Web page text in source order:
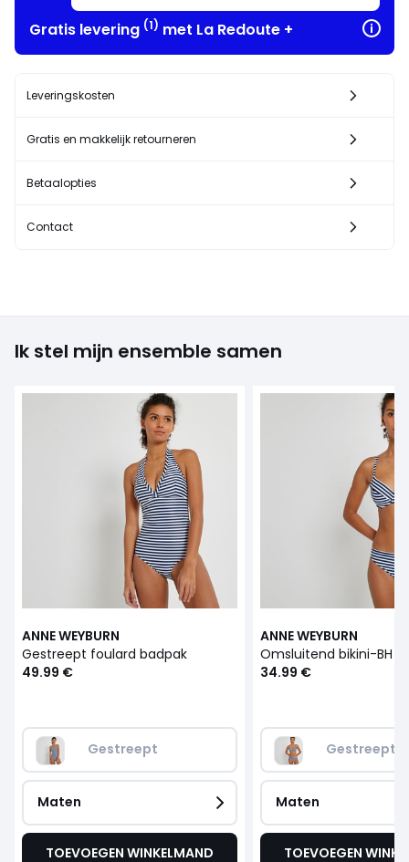
Gratis levering (1) met La Redoute +
Leveringskosten
Gratis en makkelijk retourneren
Betaalopties
Contact
Ik stel mijn ensemble samen
ANNE WEYBURN
Gestreept foulard badpak
49.99 €
Gestreept
Maten
TOEVOEGEN WINKELMAND
ANNE WEYBURN
34.99 €
Gestreept
Maten
TOEVOEGEN